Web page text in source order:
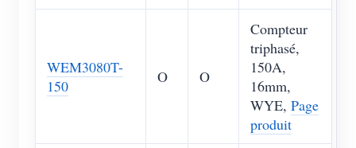
WEM3080T-
150
O O
Compteur
triphasé,
150A,
16mm,
WYE, Page
produit